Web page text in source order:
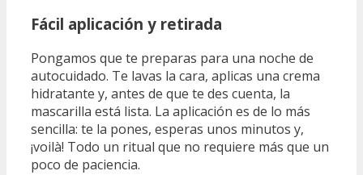
Fácil aplicación y retirada
Pongamos que te preparas para una noche de
autocuidado. Te lavas la cara, aplicas una crema
hidratante y, antes de que te des cuenta, la
mascarilla está lista. La aplicación es de lo más
sencilla: te la pones, esperas unos minutos y,
¡voilà! Todo un ritual que no requiere más que un
poco de paciencia.